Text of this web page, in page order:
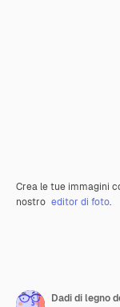
Crea le tue immagini
nostro editor di foto.
Dadi di legno